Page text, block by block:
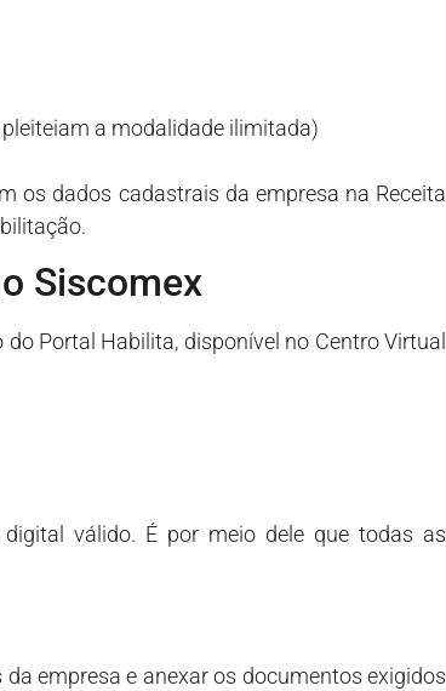
a modalidade ilimitada)
os dados cadastrais da empresa na Receita
Siscomex
Portal Habilita, disponível no Centro Virtual
válido. É por meio dele que todas as
empresa e anexar os documentos exigidos